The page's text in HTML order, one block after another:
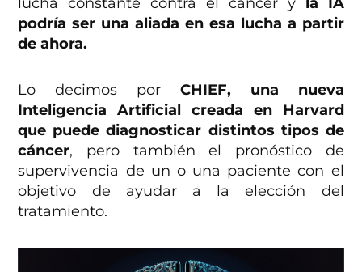
podría ser una aliada en esa lucha a partir
de ahora.
Lo decimos por CHIEF, una nueva
Inteligencia Artificial creada en Harvard
que puede diagnosticar distintos tipos de
cáncer, pero también el pronóstico de
supervivencia de un o una paciente con el
objetivo de ayudar a la elección del
tratamiento.